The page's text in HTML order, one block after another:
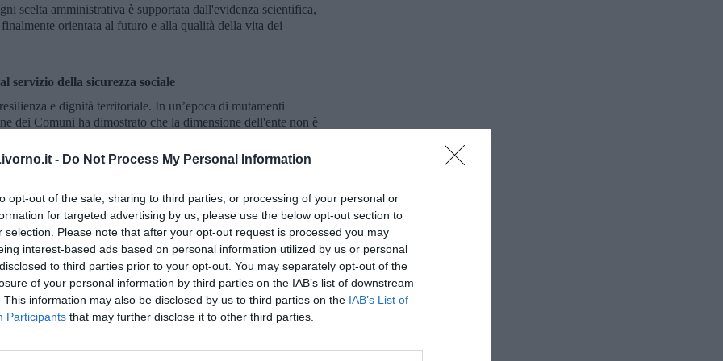
- Do Not Process My Personal Information
opt-out of the sale, sharing to third parties, or processing of your personal or
for targeted advertising by us, please use the below opt-out section to
selection. Please note that after your opt-out request is processed you may
interest-based ads based on personal information utilized by us or personal
to third parties prior to your opt-out. You may separately opt-out of the
of your personal information by third parties on the IAB’s list of downstream
This information may also be disclosed by us to third parties on the IAB’s List of
Participants that may further disclose it to other third parties.
scelta amministrativa è supportata dall'evidenza scientifica,
orientata al futuro e alla qualità della vita dei
servizio della sicurezza sociale
e dignità territoriale. In un’epoca di mutamenti
dei Comuni ha dimostrato che la dimensione dell'ente non è
Il passaggio da un sistema di monitoraggio artigianale a una
rappresenta un alto atto di responsabilità politica verso la
per una Protezione Civile proattiva, capace di
onorare il patto tra istituzioni e cittadini. La Val di
comuni della Regione, nessun Comune deve più sentirsi
attraverso l'innovazione.
per uno sviluppo equo
di una pubblica amministrazione capace di competere
Con la creazione di una mappa ad altissima definizione da
il dato territoriale in una vera e propria infrastruttura
negli Open Data e in dataset "AI-ready" è una scelta
Terranuova ha sviluppato una metodologia scalabile